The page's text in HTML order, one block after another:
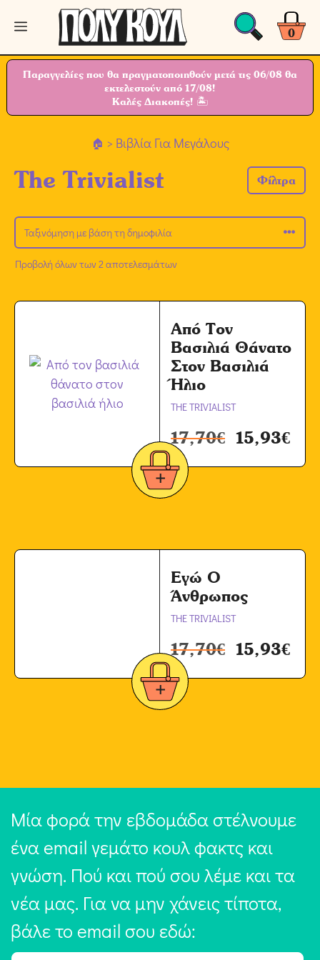
Μετάβαση
περιεχόμενο
0
Μενού
Παραγγελίες που θα πραγματοποιηθούν μετά τις 06/08 θα
εκτελεστούν από 17/08!
Καλές Διακοπές! 🏝
> Βιβλία Για Μεγάλους
The Trivialist Φίλτρα
Προβολή όλων των 2 αποτελεσμάτων
Από Τον
Βασιλιά Θάνατο
Στον Βασιλιά
Ήλιο
THE TRIVIALIST
17,70€ 15,93€
Εγώ Ο
Άνθρωπος
THE TRIVIALIST
17,70€ 15,93€
Μία φορά την εβδομάδα στέλνουμε
ένα email γεμάτο κουλ φακτς και
γνώση. Πού και πού σου λέμε και τα
νέα μας. Για να μην χάνεις τίποτα,
βάλε το email σου εδώ: